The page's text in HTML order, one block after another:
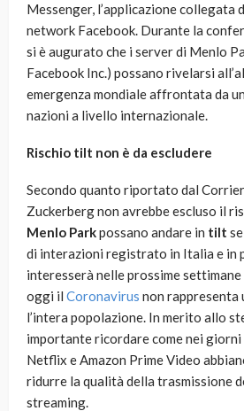
Messenger, l’applicazione collegata
network Facebook. Durante la
si è augurato che i server di Menlo
Facebook Inc.) possano rivelarsi
emergenza mondiale affrontata da
nazioni a livello internazionale.
Rischio tilt non è da escludere
Secondo quanto riportato dal
Zuckerberg non avrebbe escluso il
Menlo Parkpossano andare in tilt
di interazioni registrato in Italia e in
interesserà nelle prossime settimane
oggi il Coronavirus non rappresenta
l’intera popolazione. In merito allo
importante ricordare come nei giorni
Netflix e Amazon Prime Video
ridurre la qualità della trasmissione
streaming.